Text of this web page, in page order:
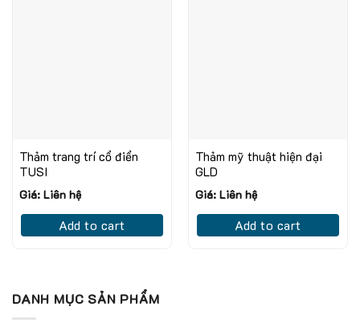
Thảm trang trí cổ điển
TUSI
Giá: Liên hệ
Add to cart
Thảm mỹ thuật hiện đại
GLD
Giá: Liên hệ
Add to cart
DANH MỤC SẢN PHẨM